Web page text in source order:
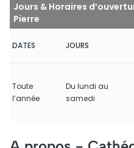
Jours & Horaires
Pierre
DATES JOURS
Toute
l’année
Du lundi au
samedi